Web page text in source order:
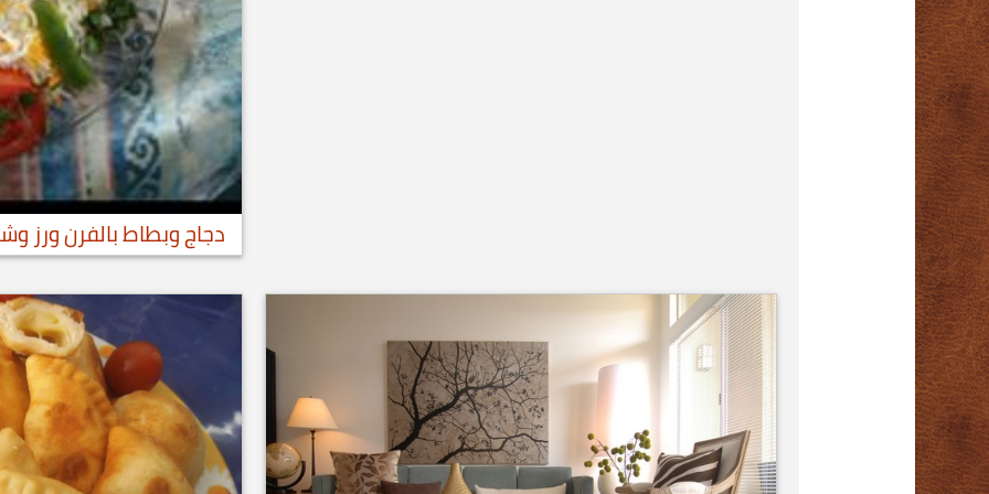
دجاج وبطاط بالفرن ورز